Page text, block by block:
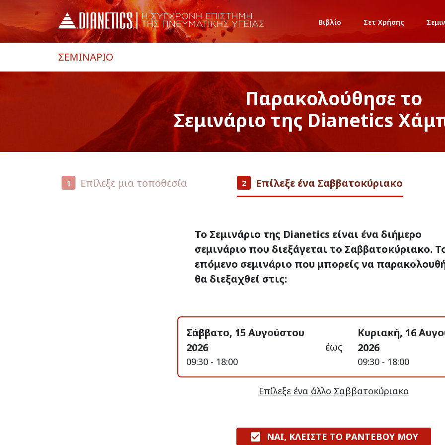
Βιβλίο Σετ Χρήσης
ΣΕΜΙΝΑΡΙΟ
Παρακολούθησε το
Σεμινάριο της Dianetics
1 Επίλεξε μια τοποθεσία 2 Επίλεξε ένα Σαββατοκύριακο
Το Σεμινάριο της Dianetics είναι ένα διήμερο
σεμινάριο που διεξάγεται το Σαββατοκύριακο.
επόμενο σεμινάριο που μπορείς να
θα διεξαχθεί στις:
Σάββατο, 15 Αυγούστου
2026
09:30 - 18:00
έως
Κυριακή, 16
2026
09:30 - 18:00
Επίλεξε ένα άλλο Σαββατοκύριακο
ΝΑΙ, ΚΛΕΙΣΤΕ ΤΟ ΡΑΝΤΕΒΟΥ ΜΟΥ